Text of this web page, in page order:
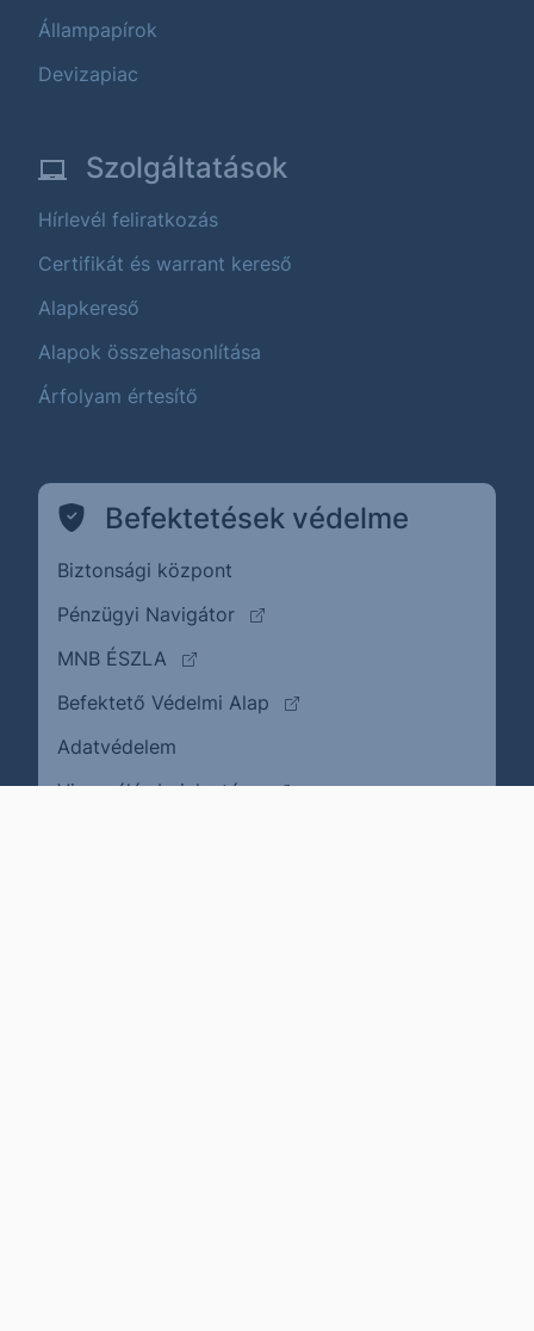
Állampapírok
Devizapiac
Szolgáltatások
Hírlevél feliratkozás
Certifikát és warrant kereső
Alapkereső
Alapok összehasonlítása
Árfolyam értesítő
Befektetések védelme
Biztonsági központ
Pénzügyi Navigátor
(külső oldalra ugrik)
MNB ÉSZLA
(külső oldalra ugrik)
Befektető Védelmi Alap
(külső oldalra ugrik)
Adatvédelem
Visszaélés bejelentése(külső oldalra ugrik)